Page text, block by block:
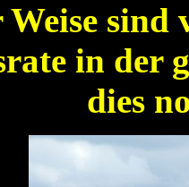
Weise
in der
dies